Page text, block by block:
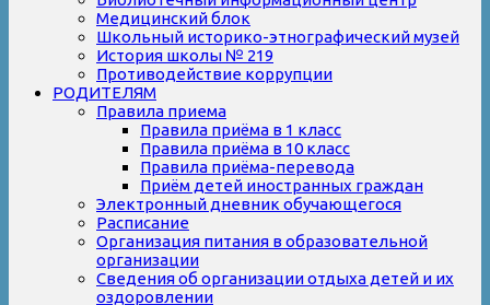
Медицинский блок
Школьный историко-этнографический музей
История школы № 219
Противодействие коррупции
РОДИТЕЛЯМ
Правила приема
Правила приёма в 1 класс
Правила приёма в 10 класс
Правила приёма-перевода
Приём детей иностранных граждан
Электронный дневник обучающегося
Расписание
Организация питания в образовательной
организации
Сведения об организации отдыха детей и их
оздоровлении